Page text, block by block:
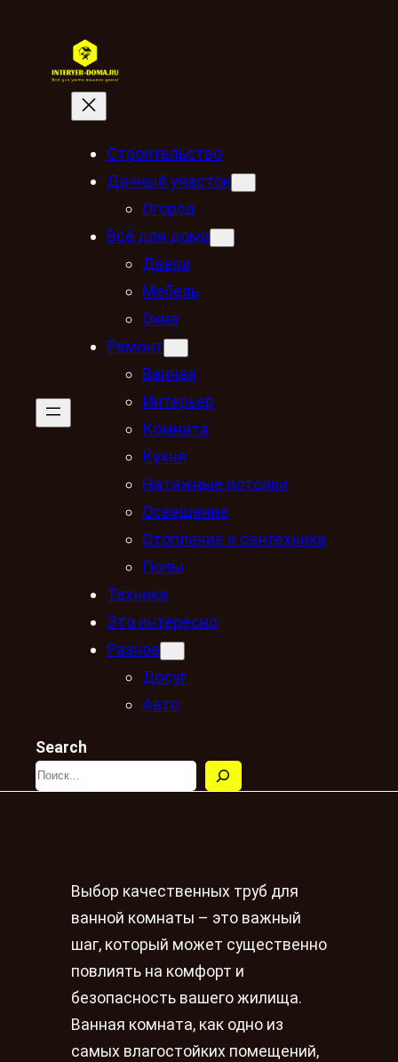
Строительство
Дачный участок
Огород
Всё для дома
Двери
Мебель
Окна
Ремонт
Ванная
Интерьер
Комната
Кухня
Натяжные потолки
Освещение
Отопление и сантехника
Полы
Техника
Это интересно
Разное
Досуг
Авто
Search
Выбор качественных труб для
ванной комнаты – это важный
шаг, который может существенно
повлиять на комфорт и
безопасность вашего жилища.
Ванная комната, как одно из
самых влагостойких помещений,